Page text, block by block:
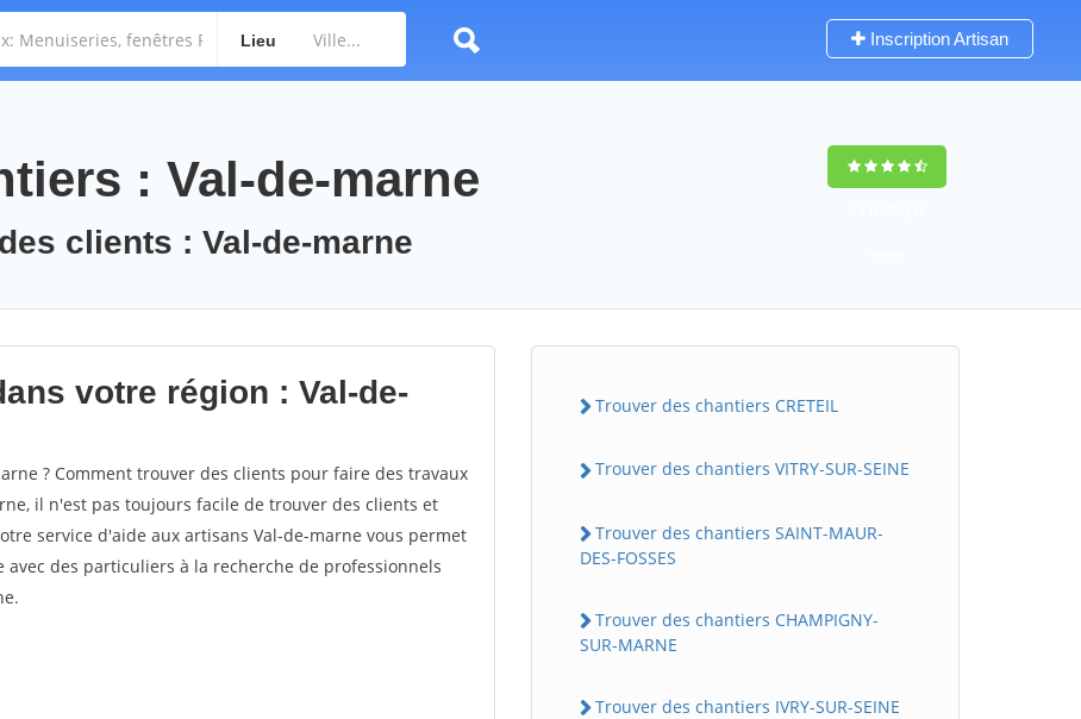
Lieu Inscription Artisan
: Val-de-marne
clients : Val-de-marne
votre région : Val-de-
? Comment trouver des clients pour faire des travaux
il n'est pas toujours facile de trouver des clients et
service d'aide aux artisans Val-de-marne vous permet
des particuliers à la recherche de professionnels
Trouver des chantiers CRETEIL
Trouver des chantiers VITRY-SUR-SEINE
Trouver des chantiers SAINT-MAUR-
DES-FOSSES
Trouver des chantiers CHAMPIGNY-
SUR-MARNE
Trouver des chantiers IVRY-SUR-SEINE